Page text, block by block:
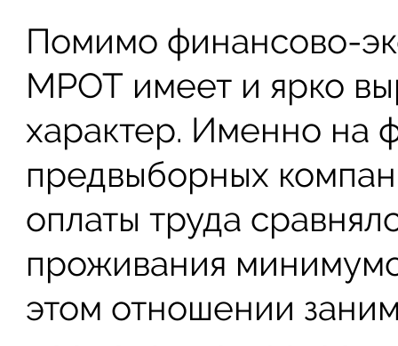
Помимо финансово-
МРОТ имеет и ярко
характер. Именно на
предвыборных
оплаты труда
проживания
этом отношении